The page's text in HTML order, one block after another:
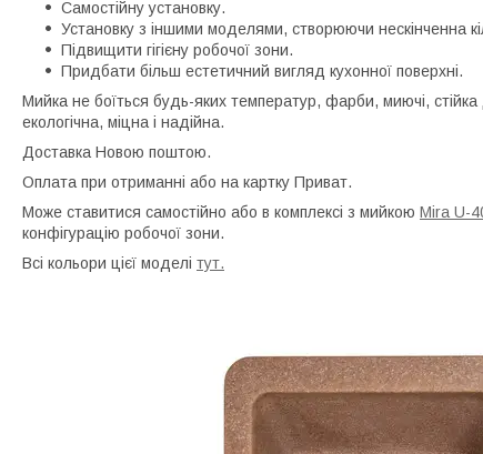
Самостійну установку.
Установку з іншими моделями, створюючи нескінченна
Підвищити гігієну робочої зони.
Придбати більш естетичний вигляд кухонної поверхні.
Мийка не боїться будь-яких температур, фарби, миючі,
екологічна, міцна і надійна.
Доставка Новою поштою.
Оплата при отриманні або на картку Приват.
Може ставитися самостійно або в комплексі з мийкою Mira U-
конфігурацію робочої зони.
Всі кольори цієї моделі тут.